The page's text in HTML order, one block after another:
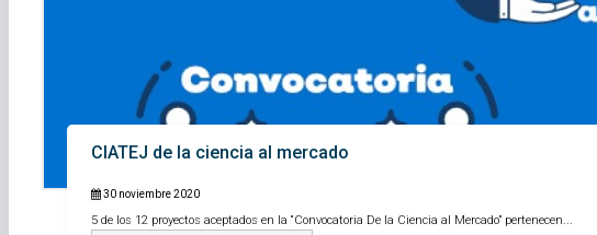
CIATEJ de la ciencia al mercado
30 noviembre 2020
5 de los 12 proyectos aceptados en la “Convocatoria De la Ciencia al Mercado” pertenecen...